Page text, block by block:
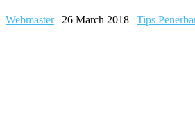
Webmaster| 26 March 2018 | Tips